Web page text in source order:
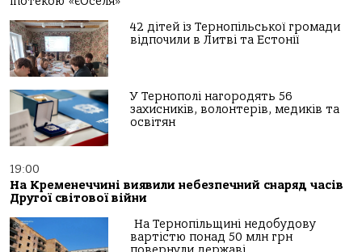
42 дітей із Тернопільської громади
відпочили в Литві та Естонії
У Тернополі нагородять 56
захисників, волонтерів, медиків та
освітян
19:00
На Кременеччині виявили небезпечний снаряд часів
Другої світової війни
На Тернопільщині недобудову
вартістю понад 50 млн грн